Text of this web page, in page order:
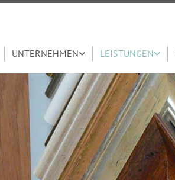
UNTERNEHMEN LEISTUNGEN